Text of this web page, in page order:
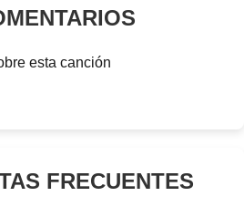
esta canción
FRECUENTES